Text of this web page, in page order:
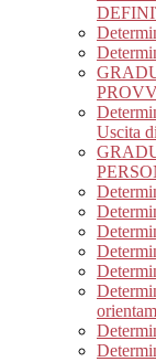
Uscita